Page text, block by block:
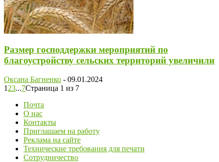
Размер господдержки мероприятий по
благоустройству сельских территорий увеличили
Оксана Багненко - 09.01.2024
1 23...7Страница 1 из 7
Почта
О нас
Контакты
Приглашаем на работу
Реклама на сайте
Технические требования для печати
Сотрудничество